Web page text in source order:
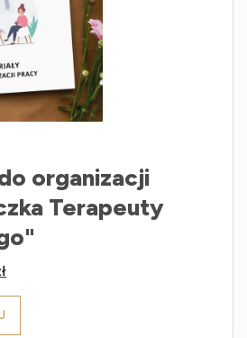
organizacji
Terapeuty